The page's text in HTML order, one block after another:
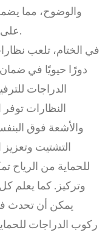
والوضوح، مما
على الطريق أمامهم دون تشتيت انتباههم.
في الختام، تلعب
دورًا حيويًا في
الدراجات
النظارات توفر
والأشعة فوق
التشتيت
للحماية من الرياح
وتركيز. كما يعلم
يمكن أن تحدث
ركوب الدراجات